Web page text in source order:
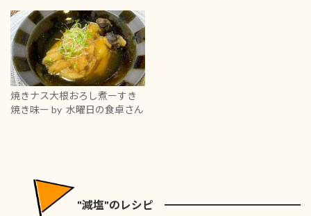
焼きナス大根おろし煮ーすき
焼き味ー by 水曜日の食卓さん
"減塩"のレシピ